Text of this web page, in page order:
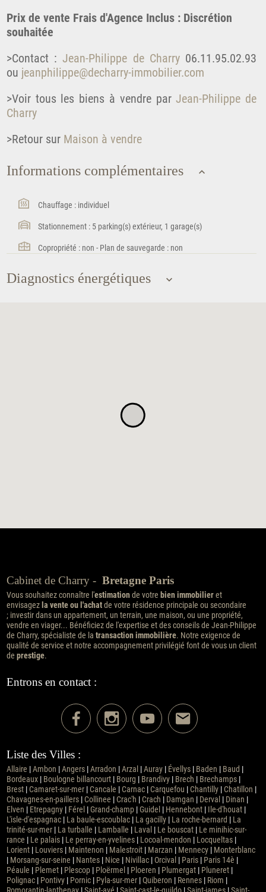
Prix de vente Frais d'Agence Inclus : Discrétion
souhaitée
>Contact : Jean-Philippe de Charry06.11.95.02.93
ou jeanphilippe@decharry-immobilier.com
>Voir tous les biens à vendre parJean-Philippe de
Charry
>Retour surMaison à vendre
Informations complémentaires
Chauffage : individuel
Stationnement : 5 parking(s) extérieur, 1 garage(s)
Copropriété : non - Plan de sauvegarde : non
Diagnostics énergétiques
Cabinet de Charry - Bretagne Paris
Vous souhaitez connaître l'estimationde votre bien immobilieret
envisagezla vente ou l'achatde votre résidence principale ou secondaire
; investir dans un appartement, un terrain, une maison, ou une propriété,
vendre en viager... Bénéficiez de l'expertise et des conseils de Jean-Philippe
de Charry, spécialiste de la transaction immobilière. Notre exigence de
qualité de service et notre accompagnement privilégié font de vous un client
de prestige.
Entrons en contact :
Liste des Villes :
Allaire Ambon Angers| Arradon Arzal| Auray| Évellys| Baden Baud
Bordeaux| Boulogne billancourt| Bourg Brandivy| Brech Brechamps|
Brest| Camaret-sur-mer| Cancale Carnac| Carquefou Chantilly| Chatillon
Chavagnes-en-paillers| Collinee Crac'h Crach Damgan Derval| Dinan
Elven
Etrepagny| Férel| Grand-champ| Guidel| Hennebont| Ile-d'houat|
L'isle-d'espagnac| La baule-escoublac| La gacilly| La roche-bernard
La
trinité-sur-mer| La turballe Lamballe Laval| Le bouscat| Le minihic-sur-
rance
Le palais| Le perray-en-yvelines| Locoal-mendon Locqueltas|
Lorient| Louviers| Maintenon Malestroit| Marzan Mennecy| Monterblanc
Morsang-sur-seine Nantes| Nice Nivillac| Orcival| Paris| Paris 14è
Péaule
Plemet| Plescop| Ploërmel| Ploeren Plumergat| Pluneret|
Polignac| Pontivy| Pornic| Pyla-sur-mer| Quiberon Rennes| Riom